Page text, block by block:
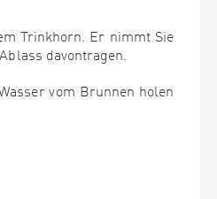
Trinkhorn. Er nimmt Sie
davontragen.
vom Brunnen holen